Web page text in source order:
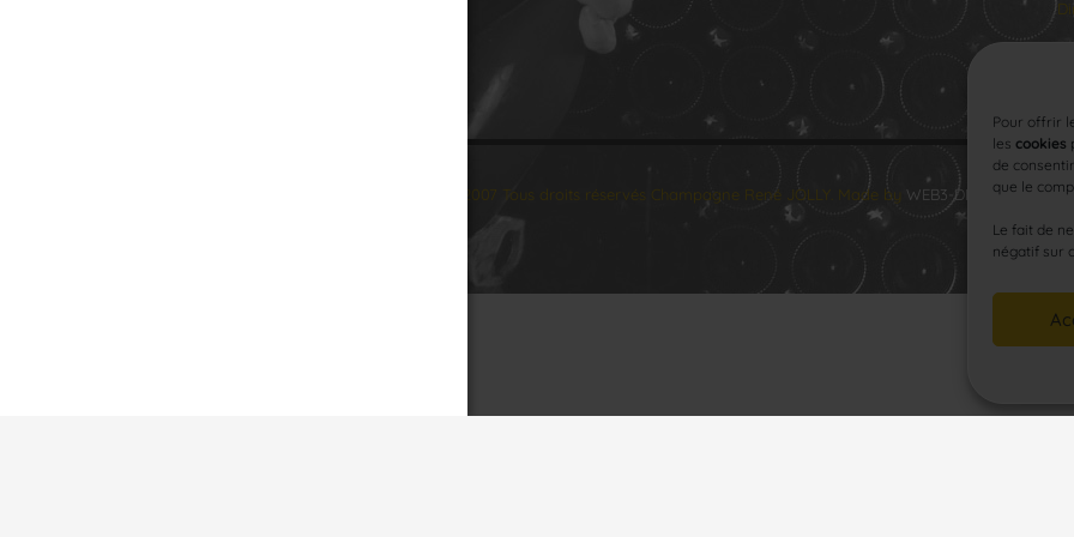
Pour offrir
les cookies
de
que le
Le fait de
négatif sur
© 2007 Tous droits réservés Champagne René JOLLY. Made by WEB3-DESIGN.